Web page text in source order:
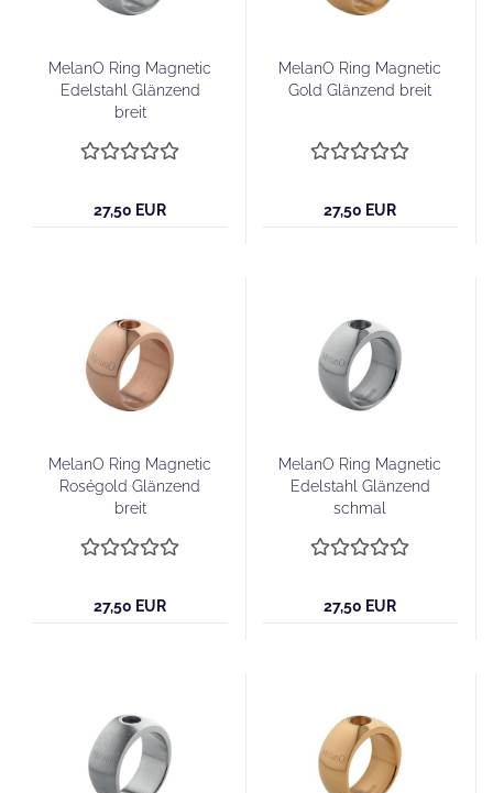
MelanO Ring Magnetic
Edelstahl Glänzend
breit
27,50 EUR
MelanO Ring Magnetic
Gold Glänzend breit
27,50 EUR
MelanO Ring Magnetic
Roségold Glänzend
breit
27,50 EUR
MelanO Ring Magnetic
Edelstahl Glänzend
schmal
27,50 EUR